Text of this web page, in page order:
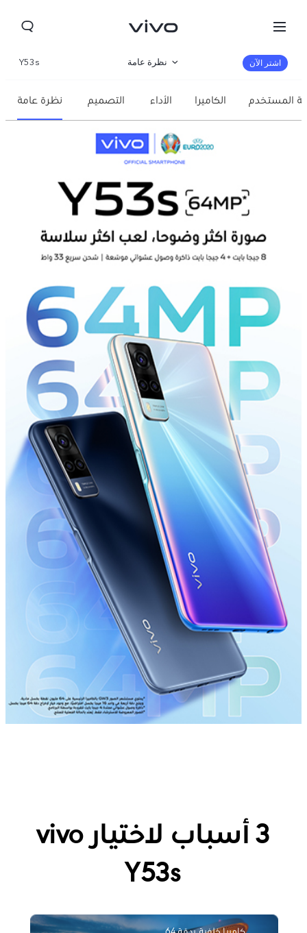
UAE(AR) | حدد البلد/المنطقة
Y53s نظرة عامة
مواصفات المنتج
اشتر الآن
نظرة عامة التصميم الأداء الكاميرا المستخدم
3 أسباب لاختيار vivo
Y53s